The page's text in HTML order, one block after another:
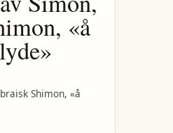
«å
Shimon, «å